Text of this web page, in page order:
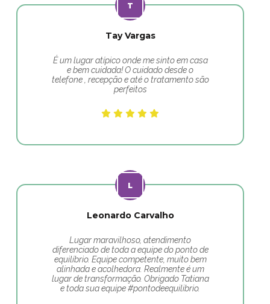
Tay Vargas
É um lugar atípico onde me sinto em casa
e bem cuidada! O cuidado desde o
telefone , recepção e até o tratamento são
perfeitos
Leonardo Carvalho
Lugar maravilhoso, atendimento
diferenciado de toda a equipe do ponto de
equilíbrio. Equipe competente, muito bem
alinhada e acolhedora. Realmente é um
lugar de transformação. Obrigado Tatiana
e toda sua equipe #pontodeequilibrio.